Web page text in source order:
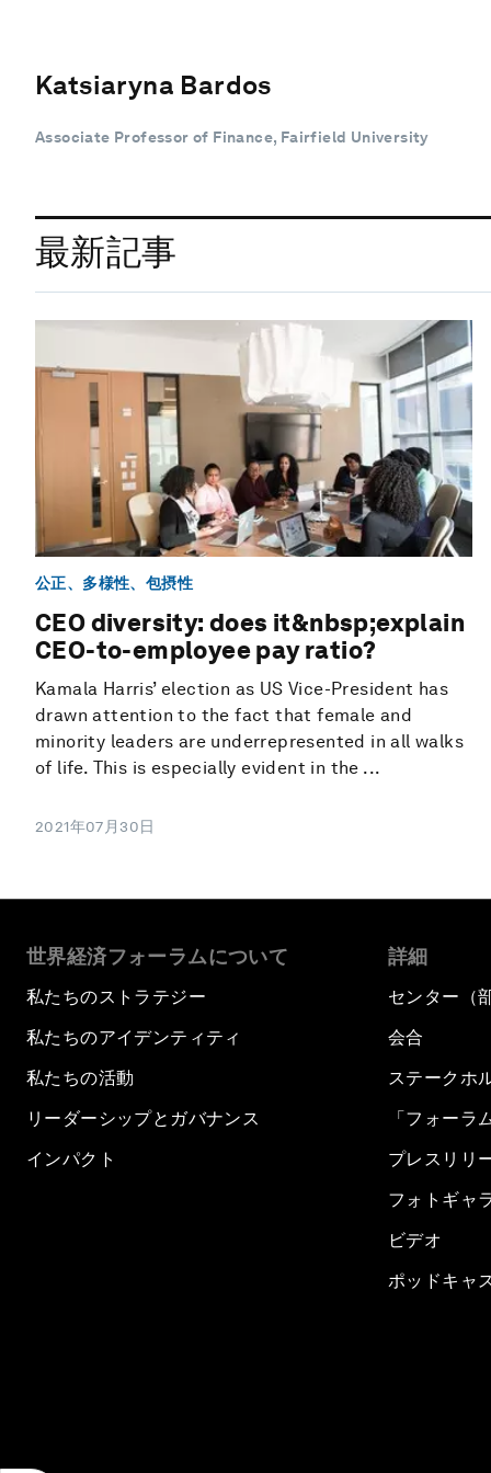
Katsiaryna Bardos
Associate Professor of Finance, Fairfield University
最新記事
公正、多様性、包摂性
CEO diversity: does it&nbsp;explain
CEO-to-employee pay ratio?
Kamala Harris’ election as US Vice-President has
drawn attention to the fact that female and
minority leaders are underrepresented in all walks
of life. This is especially evident in the ...
2021年07月30日
世界経済フォーラムについて
私たちのストラテジー
私たちのアイデンティティ
私たちの活動
リーダーシップとガバナンス
インパクト
詳細
センター（
会合
ステークホ
「フォーラ
プレスリリ
フォトギャ
ビデオ
ポッドキャ